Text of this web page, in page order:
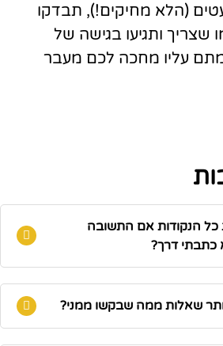
(הלא מחיקים!), תבדקו
שצריך ותגיעו בגישה של
עליו מחכה לכם מעבר
הנקודות אם התשובה
כתבתי דרך?
שאלות ממה שבקשו ממני?